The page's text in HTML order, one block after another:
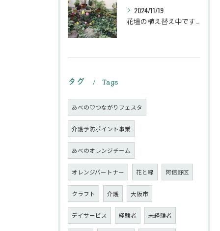
2024/11/19
タグ Tags
あべの♡つながりフェスタ
介護予防ポイント事業
あべのオレンジチーム
オレンジパートナー 花と緑 阿倍野区
クラフト 介護 大阪市
デイサービス 経験者 未経験者